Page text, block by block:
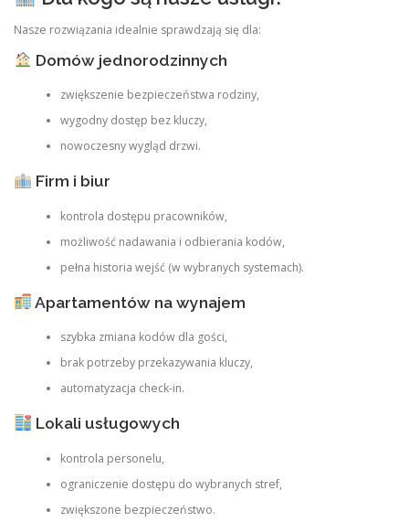
Nasze rozwiązania idealnie sprawdzają się dla:
Domów jednorodzinnych
zwiększenie bezpieczeństwa rodziny,
wygodny dostęp bez kluczy,
nowoczesny wygląd drzwi.
Firm i biur
kontrola dostępu pracowników,
możliwość nadawania i odbierania kodów,
pełna historia wejść (w wybranych systemach).
Apartamentów na wynajem
szybka zmiana kodów dla gości,
brak potrzeby przekazywania kluczy,
automatyzacja check-in.
Lokali usługowych
kontrola personelu,
ograniczenie dostępu do wybranych stref,
zwiększone bezpieczeństwo.